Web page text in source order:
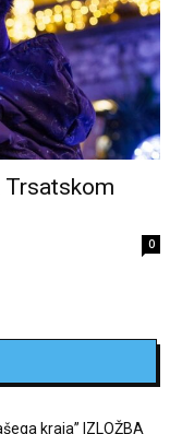
Trsatskom
0
kraja” IZLOŽBA